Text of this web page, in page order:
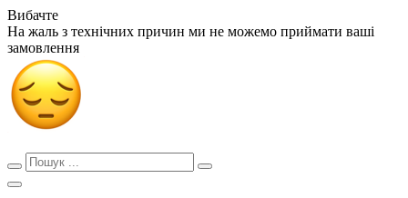
Вибачте
На жаль з технічних причин ми не можемо приймати ваші
замовлення